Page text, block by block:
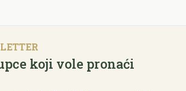
koji vole pronaći